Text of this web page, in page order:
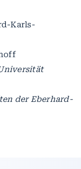
Karls-
der Eberhard-